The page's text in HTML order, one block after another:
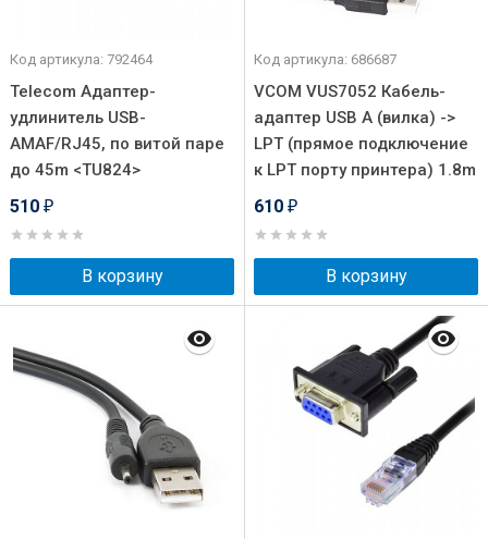
Код артикула: 792464
Telecom Адаптер-
удлинитель USB-
AMAF/RJ45, по витой паре
до 45m <TU824>
510 ₽
В корзину
Код артикула: 686687
VCOM VUS7052 Кабель-
адаптер USB A (вилка) ->
LPT (прямое подключение
к LPT порту принтера) 1.8m
610 ₽
В корзину